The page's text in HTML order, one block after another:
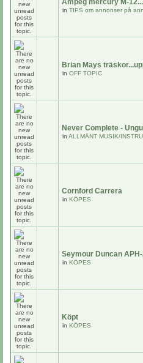
Ampeg mercury M-
in TIPS om annonser på
Brian Mays
in OFF TOPIC
Never Complete -
in ALLMÄNT MUSIK/
Cornford Carrera
in KÖPES
Seymour Duncan
in KÖPES
Köpt
in KÖPES